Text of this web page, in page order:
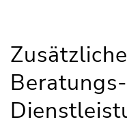
Beratungs-